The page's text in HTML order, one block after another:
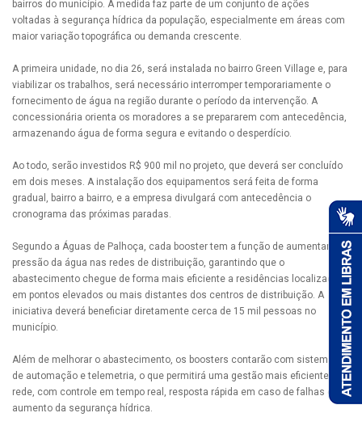
bairros do município. A medida faz parte de um conjunto de ações
voltadas à segurança hídrica da população, especialmente em áreas com
maior variação topográfica ou demanda crescente.
A primeira unidade, no dia 26, será instalada no bairro Green Village e, para
viabilizar os trabalhos, será necessário interromper temporariamente o
fornecimento de água na região durante o período da intervenção. A
concessionária orienta os moradores a se prepararem com antecedência,
armazenando água de forma segura e evitando o desperdício.
Ao todo, serão investidos R$ 900 mil no projeto, que deverá ser concluído
em dois meses. A instalação dos equipamentos será feita de forma
gradual, bairro a bairro, e a empresa divulgará com antecedência o
cronograma das próximas paradas.
Segundo a Águas de Palhoça, cada booster tem a função de aumentar a
pressão da água nas redes de distribuição, garantindo que o
abastecimento chegue de forma mais eficiente a residências localizadas
em pontos elevados ou mais distantes dos centros de distribuição. A
iniciativa deverá beneficiar diretamente cerca de 15 mil pessoas no
município.
Além de melhorar o abastecimento, os boosters contarão com sistemas
de automação e telemetria, o que permitirá uma gestão mais eficiente da
rede, com controle em tempo real, resposta rápida em caso de falhas e
aumento da segurança hídrica.